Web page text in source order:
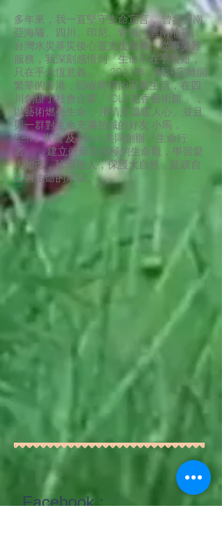
多年來，我一直堅守生命宣言， 曾參與南
亞海嘯、四川、印尼、青海、雲南地震、
台灣水災等災後心靈支援服務。從事災難
服務，我深刻感悟到「生命不在乎長短，
只在乎永恆意義」。 2011年，我決定離開
繁華的香港，回皈簡樸的田園生活，在四
川創辦了社會企業「IDLE花香藝術館 」，
以藝術燃亮生命， 用情意溫暖人心。並且
與一群對生命充滿熱誠的好友 小馬，
Ben，米高 及 Heidi 共同創辦『生命行
者』， 建立健康及積極的生命觀，學習愛
人如己，珍惜他人，保護大自然，延續自
己對生命的承諾。
Facebook :